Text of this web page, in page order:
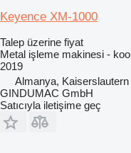
Keyence XM-1000
Talep üzerine fiyat
Metal işleme makinesi -
2019
Almanya, Kaiserslautern
GINDUMAC GmbH
Satıcıyla iletişime geç